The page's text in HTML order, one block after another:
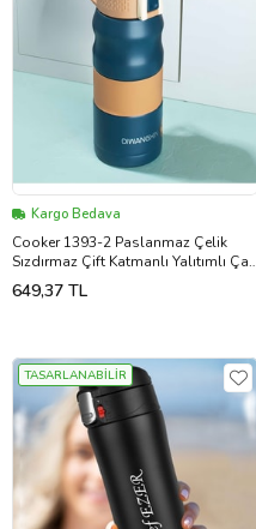
Kargo Bedava
Cooker 1393-2 Paslanmaz Çelik
Sızdırmaz Çift Katmanlı Yalıtımlı Çay
Kahve Termosu Lacivert 350 ml
649,37 TL
TASARLANABİLİR